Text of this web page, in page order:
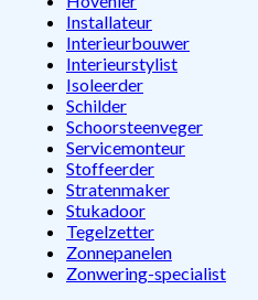
Installateur
Interieurbouwer
Interieurstylist
Isoleerder
Schilder
Schoorsteenveger
Servicemonteur
Stoffeerder
Stratenmaker
Stukadoor
Tegelzetter
Zonnepanelen
Zonwering-specialist